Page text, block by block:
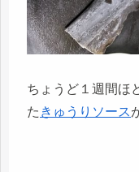
ちょうど１週間ほ
た きゅうりソース